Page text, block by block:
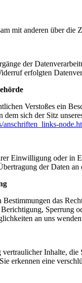
mit anderen über
der
erfolgten
Verstoßes ein
dem sich der Sitz
Einwilligung oder in
der Daten
das
Sperrung
an uns
Inhalte,
erkennen eine